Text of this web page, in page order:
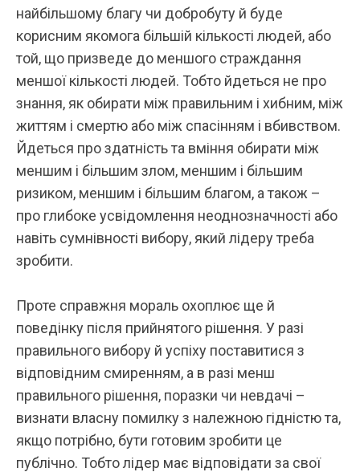
найбільшому благу чи добробуту й буде
корисним якомога більшій кількості людей, або
той, що призведе до меншого страждання
меншої кількості людей. Тобто йдеться не про
знання, як обирати між правильним і хибним, між
життям і смертю або між спасінням і вбивством.
Йдеться про здатність та вміння обирати між
меншим і більшим злом, меншим і більшим
ризиком, меншим і більшим благом, а також –
про глибоке усвідомлення неоднозначності або
навіть сумнівності вибору, який лідеру треба
зробити.
Проте справжня мораль охоплює ще й
поведінку після прийнятого рішення. У разі
правильного вибору й успіху поставитися з
відповідним смиренням, а в разі менш
правильного рішення, поразки чи невдачі –
визнати власну помилку з належною гідністю та,
якщо потрібно, бути готовим зробити це
публічно. Тобто лідер має відповідати за свої